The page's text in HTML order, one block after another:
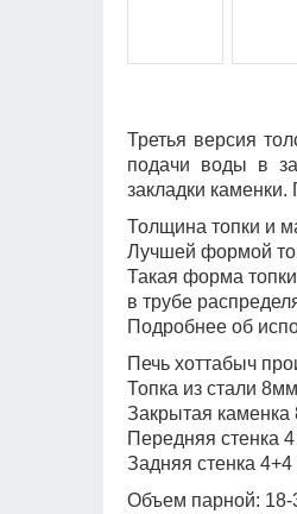
Третья версия
подачи воды в
закладки
Толщина топки и
Лучшей формой
Такая форма
в трубе
Подробнее об
Печь хоттабыч
Топка из стали 8мм
Закрытая каменка
Передняя стенка
Задняя стенка
Объем парной: 18-